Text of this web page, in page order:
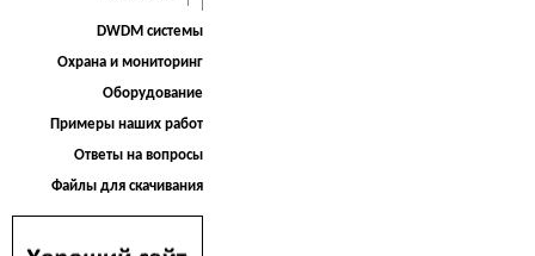
DWDM системы
Охрана и мониторинг
Оборудование
Примеры наших работ
Ответы на вопросы
Файлы для скачивания